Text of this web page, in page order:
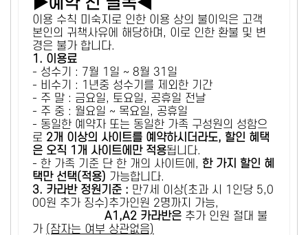
이용 수칙 미숙지로 인한 이용 상의 불이익은 고객
본인의 귀책사유에 해당하며, 이로 인한 환불 및 변
경은 불가 합니다.
1. 이용료
- 성수기 : 7월 1일 ~ 8월 31일
- 비수기 : 1년중 성수기를 제외한 기간
- 주 말 : 금요일, 토요일, 공휴일 전날
- 주 중 : 월요일 ~ 목요일, 공휴일
- 동일한 예약자 또는 동일한 가족 구성원의 성함으
로 2개 이상의 사이트를 예약하시더라도, 할인 혜택
은 오직 1개 사이트에만 적용됩니다.
- 한 가족 기준 단 한 개의 사이트에, 한 가지 할인 혜
택만 선택(적용) 가능합니다.
3. 카라반 정원기준 : 만7세 이상(초과 시 1인당 5,0
00원 추가 징수)추가인원 2명까지 가능,
A1,A2 카라반은 추가 인원 절대 불
가 (잠자는 여부 상관없음)